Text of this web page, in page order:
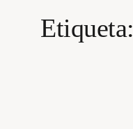
Etiqueta: